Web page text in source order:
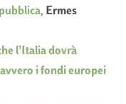
, Ermes
l’Italia dovrà
i fondi europei